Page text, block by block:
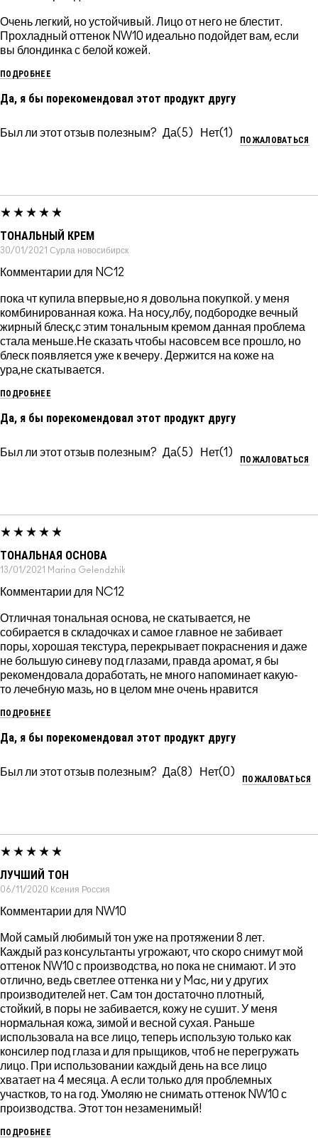
Очень легкий, но устойчивый. Лицо от него не блестит.
Прохладный оттенок NW10 идеально подойдет вам, если
вы блондинка с белой кожей.
ПОДРОБНЕЕ
Да, я бы порекомендовал этот продукт другу
Был ли этот отзыв полезным? 5 1
ПОЖАЛОВАТЬСЯ
ТОНАЛЬНЫЙ КРЕМ
30/01/2021 Сурла новосибирск
Комментарии для NC12
пока чт купила впервые,но я довольна покупкой. у меня
комбинированная кожа. На носу,лбу, подбородке вечный
жирный блеск,с этим тональным кремом данная проблема
стала меньше.Не сказать чтобы насовсем все прошло, но
блеск появляется уже к вечеру. Держится на коже на
ура,не скатывается.
ПОДРОБНЕЕ
Да, я бы порекомендовал этот продукт другу
Был ли этот отзыв полезным? 5 1
ПОЖАЛОВАТЬСЯ
ТОНАЛЬНАЯ ОСНОВА
13/01/2021 Marina Gelendzhik
Комментарии для NC12
Отличная тональная основа, не скатывается, не
собирается в складочках и самое главное не забивает
поры, хорошая текстура, перекрывает покраснения и даже
не большую синеву под глазами, правда аромат, я бы
рекомендовала доработать, не много напоминает какую-
то лечебную мазь, но в целом мне очень нравится
ПОДРОБНЕЕ
Да, я бы порекомендовал этот продукт другу
Был ли этот отзыв полезным? 8 0
ПОЖАЛОВАТЬСЯ
ЛУЧШИЙ ТОН
06/11/2020 Ксения Россия
Комментарии для NW10
Мой самый любимый тон уже на протяжении 8 лет.
Каждый раз консультанты угрожают, что скоро снимут мой
оттенок NW10 с производства, но пока не снимают. И это
отлично, ведь светлее оттенка ни у Mac, ни у других
производителей нет. Сам тон достаточно плотный,
стойкий, в поры не забивается, кожу не сушит. У меня
нормальная кожа, зимой и весной сухая. Раньше
использовала на все лицо, теперь использую только как
консилер под глаза и для прыщиков, чтоб не перегружать
лицо. При использовании каждый день на все лицо
хватает на 4 месяца. А если только для проблемных
участков, то на год. Умоляю не снимать оттенок NW10 с
производства. Этот тон незаменимый!
ПОДРОБНЕЕ